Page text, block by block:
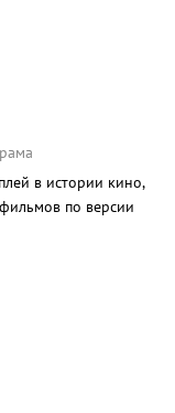
в истории кино,
по версии